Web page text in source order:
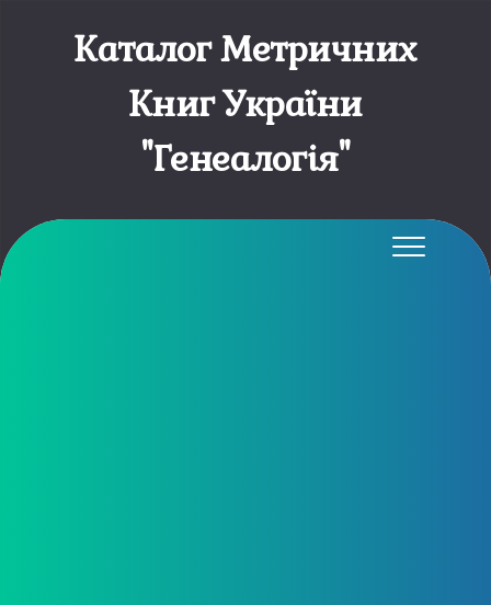
Каталог Метричних
Книг України
"Генеалогія"